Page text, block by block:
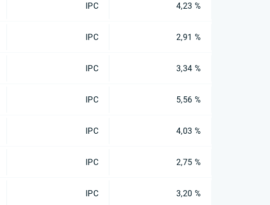
IPC 4,23 %
IPC 2,91 %
IPC 3,34 %
IPC 5,56 %
IPC 4,03 %
IPC 2,75 %
IPC 3,20 %